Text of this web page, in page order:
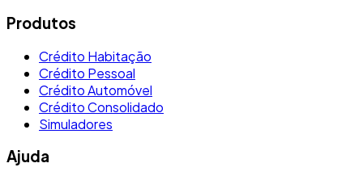
Produtos
Crédito Habitação
Crédito Pessoal
Crédito Automóvel
Crédito Consolidado
Simuladores
Ajuda